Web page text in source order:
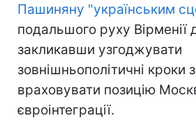
Пашиняну "українським
подальшого руху Вірменії
закликавши узгоджувати
зовнішньополітичні кроки
враховувати позицію
євроінтеграції.